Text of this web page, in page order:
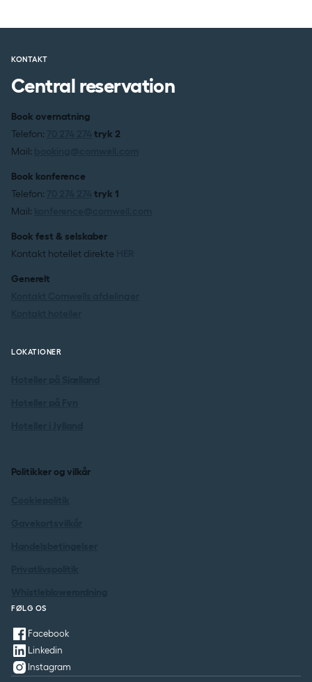
KONTAKT
Central reservation
Book overnatning
Telefon:
tryk 2
Mail:
Book konference
Telefon:
tryk 1
Mail:
Book fest & selskaber
Kontakt hotellet direkte
Generelt
LOKATIONER
Politikker og vilkår
FØLG OS
Facebook
Linkedin
Instagram